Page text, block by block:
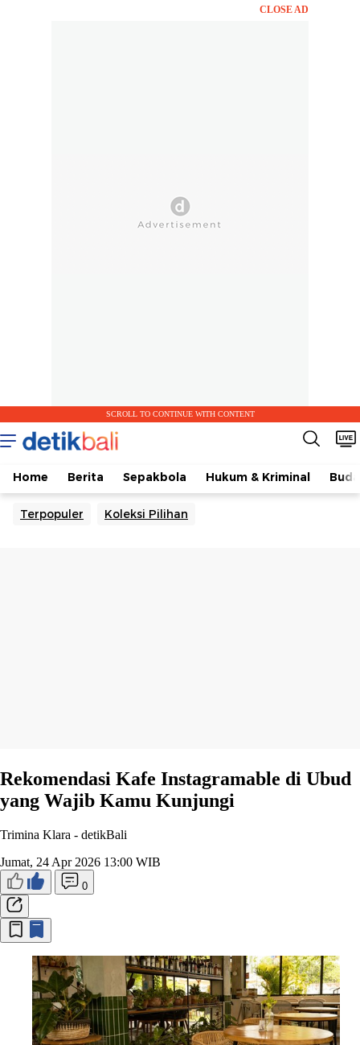
CLOSE AD
SCROLL TO CONTINUE WITH CONTENT
Home Berita Sepakbola Hukum & Kriminal
Terpopuler Koleksi Pilihan
Rekomendasi Kafe Instagramable di Ubud
yang Wajib Kamu Kunjungi
Trimina Klara - detikBali
Jumat, 24 Apr 2026 13:00 WIB
0